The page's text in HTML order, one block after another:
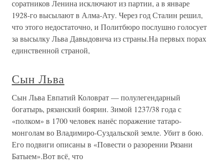
соратников Ленина исключают из партии, а в январе
1928-го высылают в Алма-Ату. Через год Сталин решил,
что этого недостаточно, и Политбюро послушно голосует
за высылку Льва Давыдовича из страны.На первых порах
единственной страной,
Сын Льва
Сын Льва Евпатий Коловрат — полулегендарный
богатырь, рязанский боярин. Зимой 1237/38 года с
«полком» в 1700 человек нанёс поражение татаро-
монголам во Владимиро-Суздальской земле. Убит в бою.
Его подвиги описаны в «Повести о разорении Рязани
Батыем».Вот всё, что